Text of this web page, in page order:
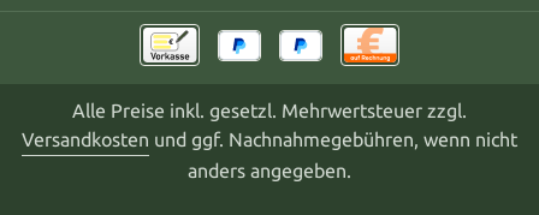
Alle Preise inkl. gesetzl. Mehrwertsteuer zzgl.
Versandkosten und ggf. Nachnahmegebühren, wenn nicht
anders angegeben.